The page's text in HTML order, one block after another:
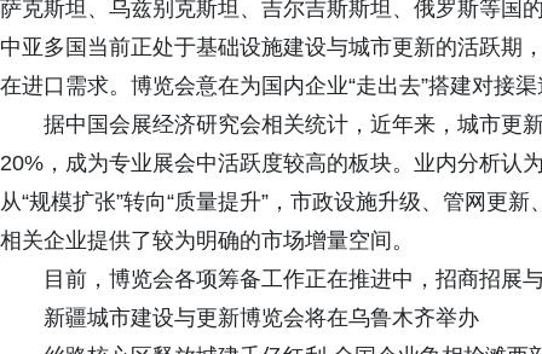
萨克斯坦、乌兹别克斯坦、吉尔吉斯斯坦、俄罗斯等国
中亚多国当前正处于基础设施建设与城市更新的活跃期
在进口需求。博览会意在为国内企业“走出去”搭建对接
据中国会展经济研究会相关统计，近年来，城市更
20%，成为专业展会中活跃度较高的板块。业内分析认
从“规模扩张”转向“质量提升”，市政设施升级、管网更
相关企业提供了较为明确的市场增量空间。
目前，博览会各项筹备工作正在推进中，招商招展
新疆城市建设与更新博览会将在乌鲁木齐举办